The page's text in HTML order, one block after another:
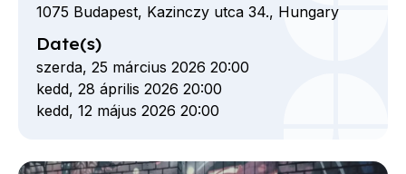
1075 Budapest, Kazinczy utca 34., Hungary
Date(s)
szerda, 25 március 2026 20:00
kedd, 28 április 2026 20:00
kedd, 12 május 2026 20:00